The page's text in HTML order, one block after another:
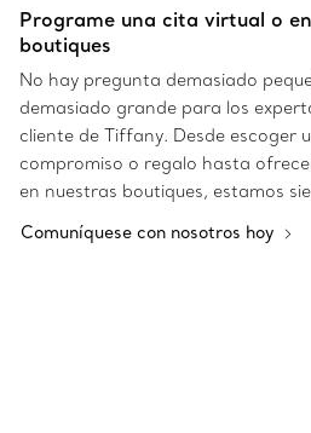
Programe una cita virtual o
boutiques
No hay pregunta demasiado
demasiado grande para los
cliente de Tiffany. Desde escoger
compromiso o regalo hasta
en nuestras boutiques, estamos
Comuníquese con nosotros hoy